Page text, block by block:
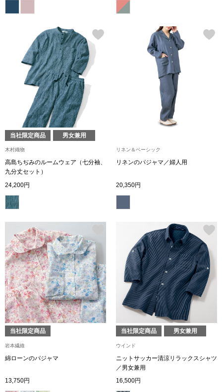
アクセサリー
Miss Kyouko／ミスキョウコ
ランド
スーツケース
その他
シューズ
スリップオン
サンダル
その他
財布／小物
財布／コイン
当社限定商品 男女兼用
木村織物
高島ちぢみのルームウェア（七分袖、
九分丈セット）
24,200円
リネン＆ベーシック
リネンのパジャマ／婦人用
20,350円
当社限定商品
岩本繊維
綿ローンのパジャマ
13,750円
当社限定商品 男女兼用
ウインド
ニットサッカー清涼リラックスシャツ
／男女兼用
16,500円